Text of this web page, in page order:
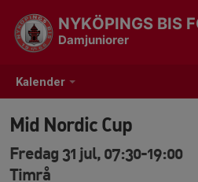
Kalender
NYKÖPINGS BIS
Damjuniorer
Mid Nordic Cup
Fredag 31 jul, 07:30-19:00
Timrå